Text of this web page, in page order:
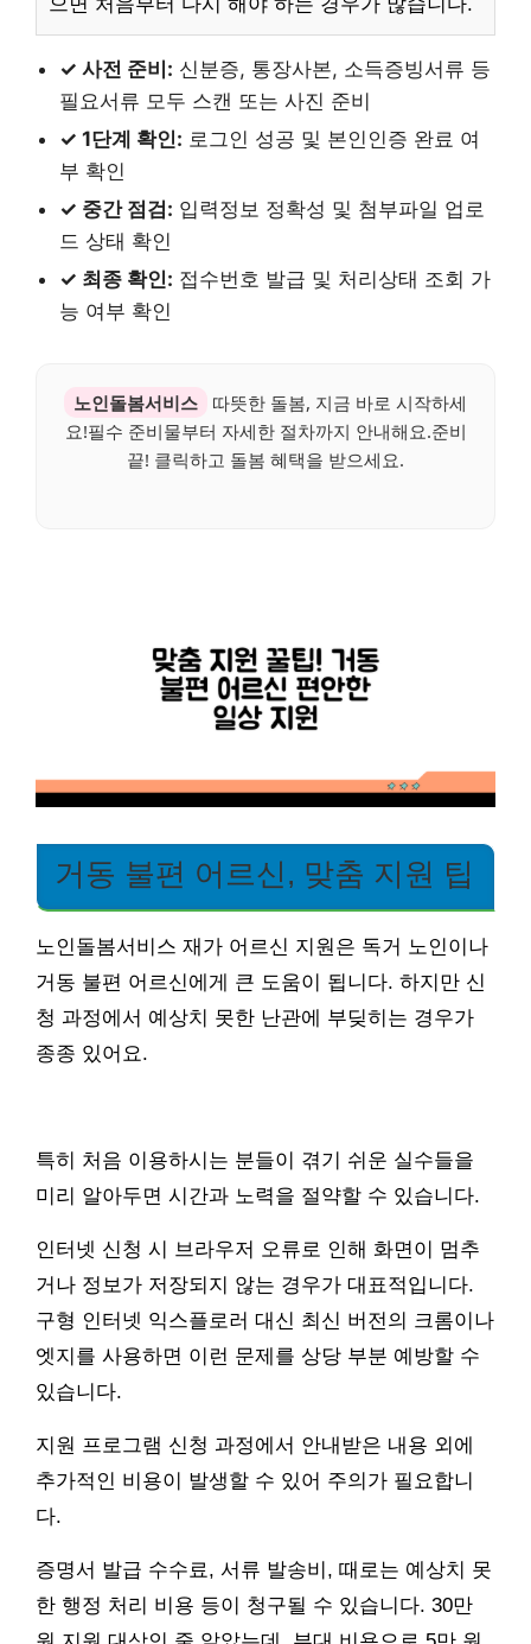
으면 처음부터 다시 해야 하는 경우가 많습니다.
✓ 사전 준비: 신분증, 통장사본, 소득증빙서류 등
필요서류 모두 스캔 또는 사진 준비
✓ 1단계 확인: 로그인 성공 및 본인인증 완료 여
부 확인
✓ 중간 점검: 입력정보 정확성 및 첨부파일 업로
드 상태 확인
✓ 최종 확인: 접수번호 발급 및 처리상태 조회 가
능 여부 확인
노인돌봄서비스
따뜻한 돌봄, 지금 바로 시작하세
요!필수 준비물부터 자세한 절차까지 안내해요.준비
끝! 클릭하고 돌봄 혜택을 받으세요.
거동 불편 어르신, 맞춤 지원 팁
노인돌봄서비스 재가 어르신 지원은 독거 노인이나
거동 불편 어르신에게 큰 도움이 됩니다. 하지만 신
청 과정에서 예상치 못한 난관에 부딪히는 경우가
종종 있어요.
특히 처음 이용하시는 분들이 겪기 쉬운 실수들을
미리 알아두면 시간과 노력을 절약할 수 있습니다.
인터넷 신청 시 브라우저 오류로 인해 화면이 멈추
거나 정보가 저장되지 않는 경우가 대표적입니다.
구형 인터넷 익스플로러 대신 최신 버전의 크롬이나
엣지를 사용하면 이런 문제를 상당 부분 예방할 수
있습니다.
지원 프로그램 신청 과정에서 안내받은 내용 외에
추가적인 비용이 발생할 수 있어 주의가 필요합니
다.
증명서 발급 수수료, 서류 발송비, 때로는 예상치 못
한 행정 처리 비용 등이 청구될 수 있습니다. 30만